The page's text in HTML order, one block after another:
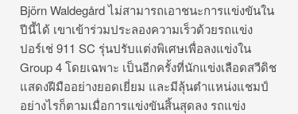
Björn Waldegård ไม่สามารถเอาชนะการแข่งขันใน
ปีนี้ได้ เขาเข้าร่วมประลองความเร็วด้วยรถแข่ง
ปอร์เช่ 911 SC รุ่นปรับแต่งพิเศษเพื่อลงแข่งใน
Group 4 โดยเฉพาะ เป็นอีกครั้งที่นักแข่งเลือดสวีดิช
แสดงฝีมืออย่างยอดเยี่ยม และมีลุ้นตำแหน่งแชมป์
อย่างไรก็ตามเมื่อการแข่งขันสิ้นสุดลง รถแข่ง